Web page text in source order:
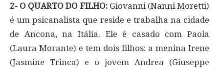
2- O QUARTO DO FILHO:Giovanni (Nanni Moretti)
é um psicanalista que reside e trabalha na cidade
de Ancona, na Itália. Ele é casado com Paola
(Laura Morante) e tem dois filhos: a menina Irene
(Jasmine Trinca) e o jovem Andrea (Giuseppe